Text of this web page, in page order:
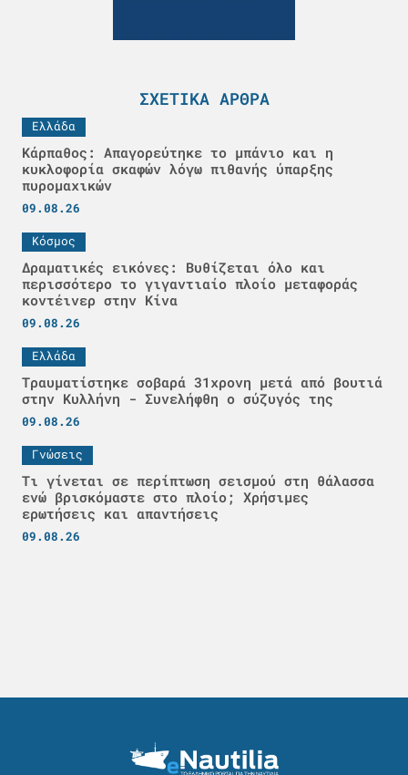
ΣΧΕΤΙΚΆ ΆΡΘΡΑ
Ελλάδα
Κάρπαθος: Απαγορεύτηκε το μπάνιο και η
κυκλοφορία σκαφών λόγω πιθανής ύπαρξης
πυρομαχικών
09.08.26
Κόσμος
Δραματικές εικόνες: Βυθίζεται όλο και
περισσότερο το γιγαντιαίο πλοίο μεταφοράς
κοντέινερ στην Κίνα
09.08.26
Ελλάδα
Τραυματίστηκε σοβαρά 31χρονη μετά από βουτιά
στην Κυλλήνη - Συνελήφθη ο σύζυγός της
09.08.26
Γνώσεις
Τι γίνεται σε περίπτωση σεισμού στη θάλασσα
ενώ βρισκόμαστε στο πλοίο; Χρήσιμες
ερωτήσεις και απαντήσεις
09.08.26